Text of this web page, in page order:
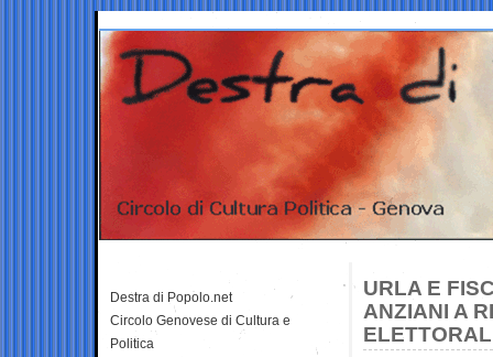
URLA E
ANZIANI A
Destra di Popolo.net
Circolo Genovese di Cultura e
Politica